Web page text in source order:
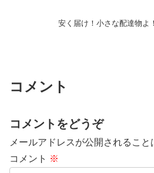
安く届け！小さな配達物よ！
コメント
コメントをどうぞ
メールアドレスが公開されること
コメント ※